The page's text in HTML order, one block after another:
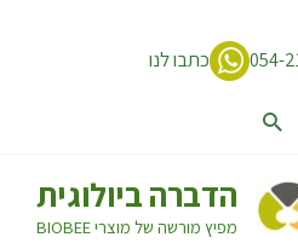
054- כתבו לנו
הדברה ביולוגית
מפיץ מורשה של מוצרי BIOBEE